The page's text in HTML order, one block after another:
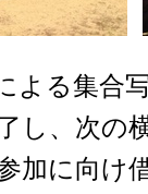
よる集合
し、次の
加に向け